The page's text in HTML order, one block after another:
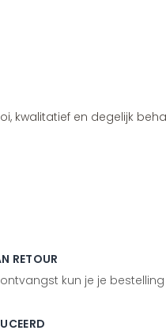
kwalitatief en degelijk
RETOUR
kun je je